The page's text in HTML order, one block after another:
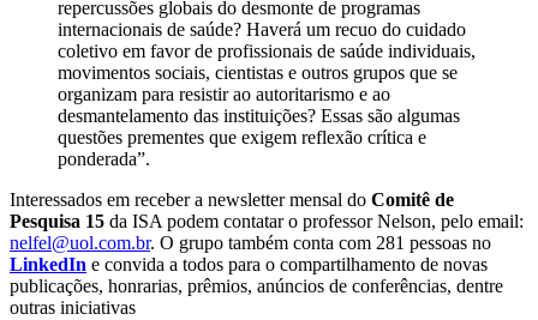
repercussões globais do desmonte de programas
internacionais de saúde? Haverá um recuo do cuidado
coletivo em favor de profissionais de saúde individuais,
movimentos sociais, cientistas e outros grupos que se
organizam para resistir ao autoritarismo e ao
desmantelamento das instituições? Essas são algumas
questões prementes que exigem reflexão crítica e
ponderada”.
Interessados em receber a newsletter mensal do Comitê de
Pesquisa 15 da ISA podem contatar o professor Nelson, pelo email:
nelfel@uol.com.br. O grupo também conta com 281 pessoas no
LinkedIn e convida a todos para o compartilhamento de novas
publicações, honrarias, prêmios, anúncios de conferências, dentre
outras iniciativas